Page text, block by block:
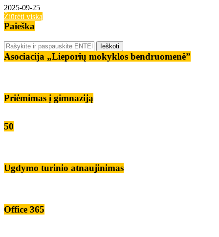
2025-09-25
Žiūrėti viską
Paieška
Asociacija „Lieporių mokyklos bendruomenė”
Priėmimas į gimnaziją
50
Ugdymo turinio atnaujinimas
Office 365